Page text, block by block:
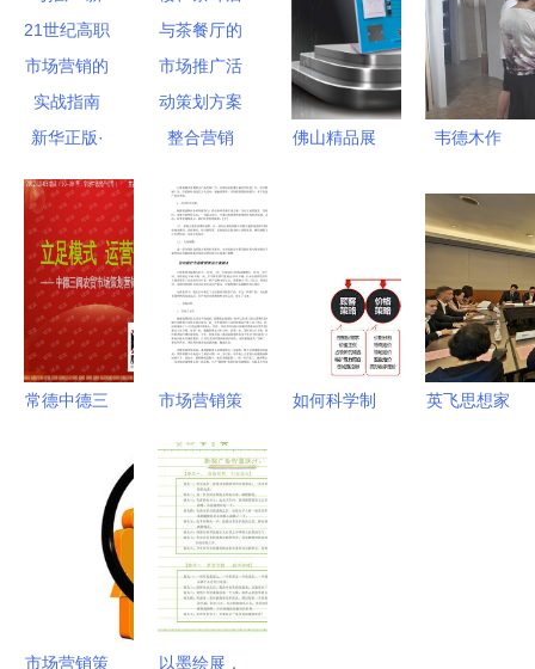
新华正版·
推广 新21
世纪高职市
场营销的实
战指南
整合营销
楼、茶叶店
与茶餐厅的
市场推广活
动策划方案
佛山精品展
制造厂
韦德木作
厂直供团购
会 匠心工
格的完美碰
撞
常德中德三
市场营销策
策略到执行
的全面指南
如何科学制
英飞思想家
市场营销策 以墨绘展，